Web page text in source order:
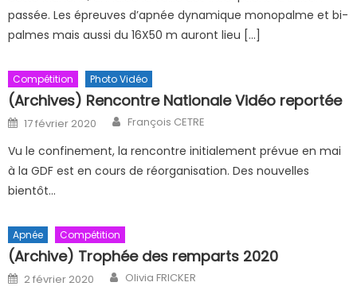
passée. Les épreuves d’apnée dynamique monopalme et bi-
palmes mais aussi du 16X50 m auront lieu […]
Compétition Photo Vidéo
(Archives) Rencontre Nationale Vidéo reportée
Posted on
17 février 2020 Author
François CETRE
Vu le confinement, la rencontre initialement prévue en mai
à la GDF est en cours de réorganisation. Des nouvelles
bientôt…
Apnée Compétition
(Archive) Trophée des remparts 2020
Posted on
2 février 2020 Author
Olivia FRICKER